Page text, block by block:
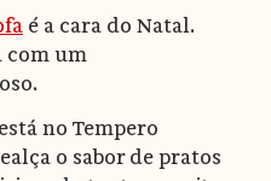
é a cara do Natal.
com um
no Tempero
o sabor de pratos